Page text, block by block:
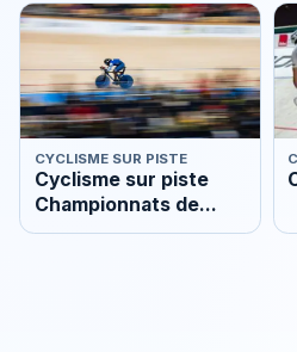
CYCLISME SUR PISTE
Cyclisme sur piste
Championnats de
France